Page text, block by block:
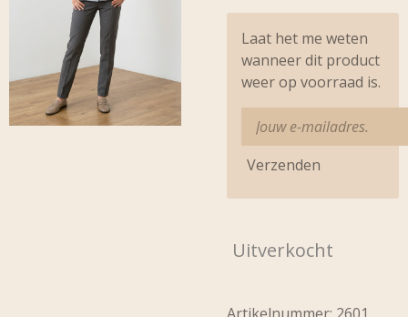
Laat het me weten
wanneer dit product
weer op voorraad is.
Verzenden
Uitverkocht